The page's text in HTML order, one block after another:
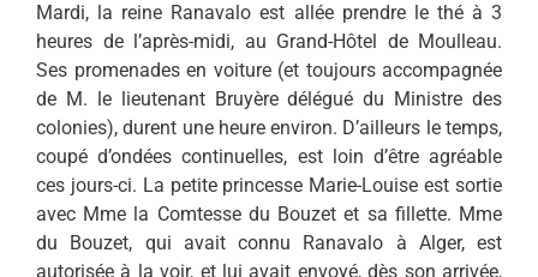
Mardi, la reine Ranavalo est allée prendre le thé à 3
heures de l’après-midi, au Grand-Hôtel de Moulleau.
Ses promenades en voiture (et toujours accompagnée
de M. le lieutenant Bruyère délégué du Ministre des
colonies), durent une heure environ. D’ailleurs le temps,
coupé d’ondées continuelles, est loin d’être agréable
ces jours-ci. La petite princesse Marie-Louise est sortie
avec Mme la Comtesse du Bouzet et sa fillette. Mme
du Bouzet, qui avait connu Ranavalo à Alger, est
autorisée à la voir, et lui avait envoyé, dès son arrivée,